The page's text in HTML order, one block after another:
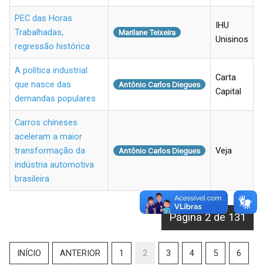
PEC das Horas
Trabalhadas,
regressão histórica
Marilane Teixeira
IHU
Unisinos
A política industrial
que nasce das
demandas populares
Antônio Carlos Diegues
Carta
Capital
Carros chineses
aceleram a maior
transformação da
indústria automotiva
brasileira
Antônio Carlos Diegues Veja
Página 2 de 131
INÍCIO ANTERIOR 1 2 3 4 5 6